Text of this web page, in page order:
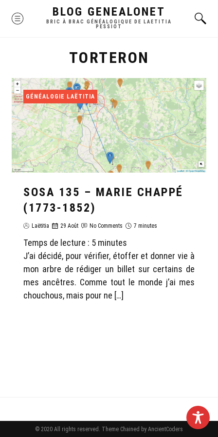
MENU BLOG GENEALONET
BRIC À BRAC GÉNÉALOGIQUE DE LAETITIA
PESSIOT
TORTERON
GÉNÉALOGIE LAËTITIA
SOSA 135 – MARIE CHAPPÉ
(1773-1852)
Laëtitia 29 Août No Comments 7 minutes
Temps de lecture : 5 minutes
J’ai décidé, pour vérifier, étoffer et donner vie à
mon arbre de rédiger un billet sur certains de
mes ancêtres. Comme tout le monde j’ai mes
chouchous, mais pour ne […]
© 2020 All rights reserved. Theme Chained by AncientCoders